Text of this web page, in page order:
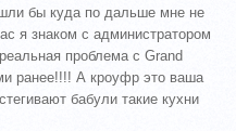
бы куда по дальше мне не
я знаком с администратором
проблема с Grand
ранее!!!! А кроуфр это ваша
бабули такие кухни